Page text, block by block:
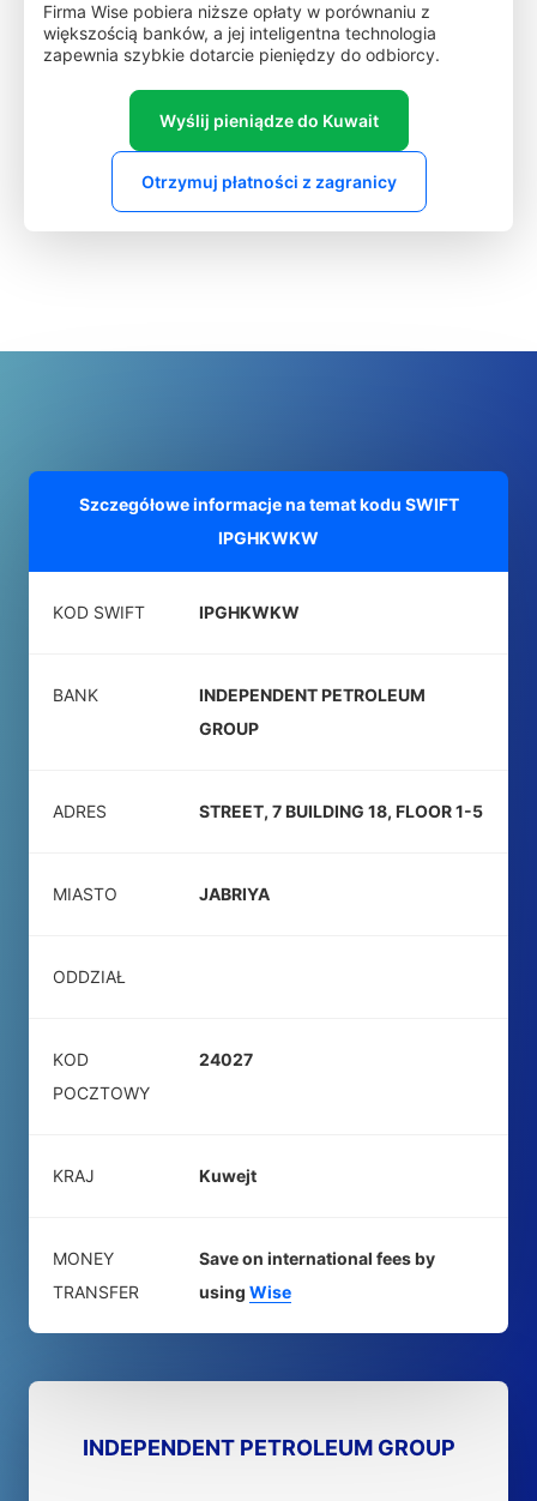
Firma Wise pobiera niższe opłaty w porównaniu z
większością banków, a jej inteligentna technologia
zapewnia szybkie dotarcie pieniędzy do odbiorcy.
Wyślij pieniądze do Kuwait
Otrzymuj płatności z zagranicy
Szczegółowe informacje na temat kodu SWIFT
IPGHKWKW
KOD SWIFT IPGHKWKW
BANK
INDEPENDENT PETROLEUM
GROUP
ADRES STREET, 7 BUILDING 18, FLOOR 1-5
MIASTO JABRIYA
ODDZIAŁ
KOD
POCZTOWY
24027
KRAJ Kuwejt
MONEY
TRANSFER
Save on international fees by
using Wise
INDEPENDENT PETROLEUM GROUP